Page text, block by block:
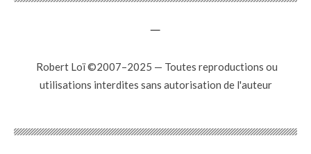
Robert Loï ©2007–2025 — Toutes reproductions ou
utilisations interdites sans autorisation de l'auteur